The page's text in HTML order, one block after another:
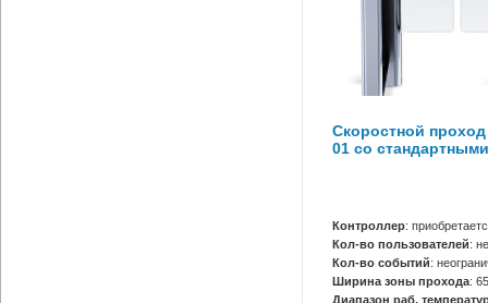
Скоростной проход
01 со
Контроллер:
Кол-во пользователей:
Кол-во событий:
Ширина зоны прохода:
Диапазон раб.